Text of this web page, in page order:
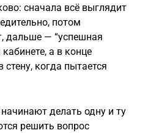
сначала всё выглядит
потом
дальше — “успешная
а в конце
стену, когда пытается
делать одну и ту
решить вопрос